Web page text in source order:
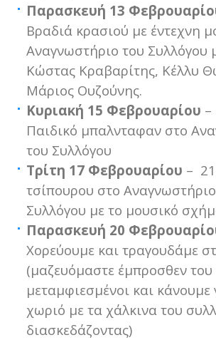
Παρασκευή 13
Βραδιά κρασιού με έντεχνη
Αναγνωστήριο του Συλλόγου
Κώστας Κραβαρίτης, Κέλλυ
Μάριος Ουζούνης.
Κυριακή 15 Φεβρουαρίου
Παιδικό μπαλνταφαν στο
του Συλλόγου
Τρίτη 17 Φεβρουαρίου –
τσίπουρου στο
Συλλόγου με το μουσικό
Παρασκευή 20
Χορεύουμε και τραγουδάμε
(μαζευόμαστε έμπροσθεν του
μεταμφιεσμένοι και κάνουμε
χωριό με τα χάλκινα του
διασκεδάζοντας)